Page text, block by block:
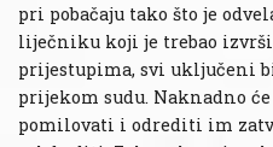
pri pobačaju tako što je
liječniku koji je trebao
prijestupima, svi uključeni
prijekom sudu. Naknadno
pomilovati i odrediti im